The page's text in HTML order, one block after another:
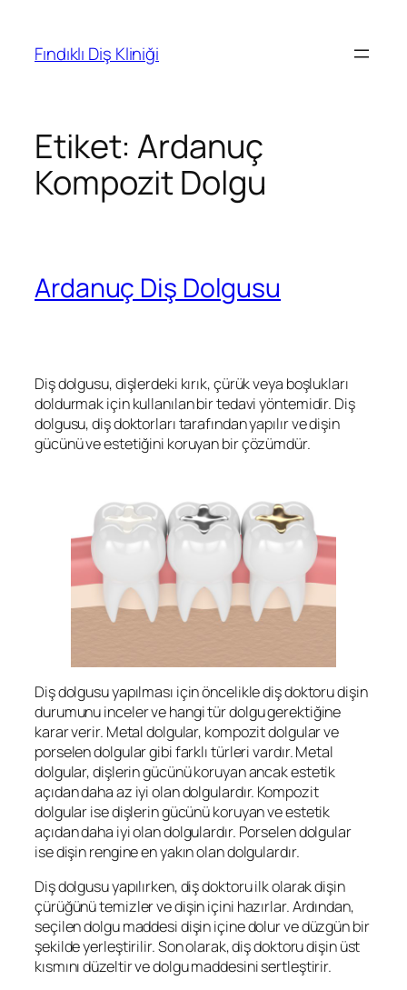
Fındıklı Diş Kliniği
Etiket:Ardanuç
Kompozit Dolgu
Ardanuç Diş Dolgusu
Diş dolgusu, dişlerdeki kırık, çürük veya boşlukları
doldurmak için kullanılan bir tedavi yöntemidir. Diş
dolgusu, diş doktorları tarafından yapılır ve dişin
gücünü ve estetiğini koruyan bir çözümdür.
Diş dolgusu yapılması için öncelikle diş doktoru dişin
durumunu inceler ve hangi tür dolgu gerektiğine
karar verir. Metal dolgular, kompozit dolgular ve
porselen dolgular gibi farklı türleri vardır. Metal
dolgular, dişlerin gücünü koruyan ancak estetik
açıdan daha az iyi olan dolgulardır. Kompozit
dolgular ise dişlerin gücünü koruyan ve estetik
açıdan daha iyi olan dolgulardır. Porselen dolgular
ise dişin rengine en yakın olan dolgulardır.
Diş dolgusu yapılırken, diş doktoru ilk olarak dişin
çürüğünü temizler ve dişin içini hazırlar. Ardından,
seçilen dolgu maddesi dişin içine dolur ve düzgün bir
şekilde yerleştirilir. Son olarak, diş doktoru dişin üst
kısmını düzeltir ve dolgu maddesini sertleştirir.